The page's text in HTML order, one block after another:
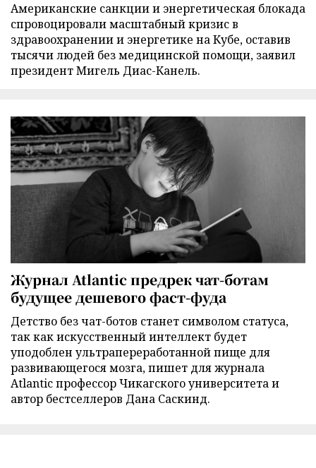
Американские санкции и энергетическая блокада
спровоцировали масштабный кризис в
здравоохранении и энергетике на Кубе, оставив
тысячи людей без медицинской помощи, заявил
президент Мигель Диас-Канель.
Журнал Atlantic предрек чат-ботам
будущее дешевого фаст-фуда
Детство без чат-ботов станет символом статуса,
так как искусственный интеллект будет
уподоблен ультрапереработанной пище для
развивающегося мозга, пишет для журнала
Atlantic профессор Чикагского университета и
автор бестселлеров Дана Саскинд.